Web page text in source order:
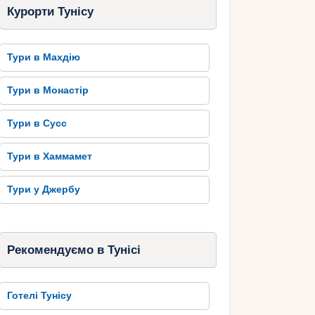
Курорти Тунісу
Тури в Махдію
Тури в Монастір
Тури в Сусс
Тури в Хаммамет
Тури у Джербу
Рекомендуємо в Тунісі
Готелі Тунісу